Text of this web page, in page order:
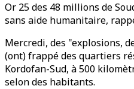
Or 25 des 48 millions de
sans aide humanitaire,
Mercredi, des "explosions,
(ont) frappé des quartiers
Kordofan-Sud, à 500
selon des habitants.